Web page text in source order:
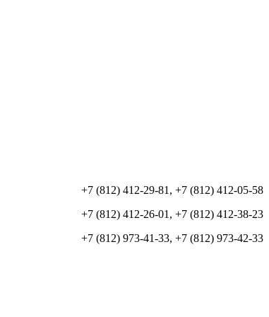
+7 (812) 412-29-81, +7 (812) 412-05-58
+7 (812) 412-26-01, +7 (812) 412-38-23
+7 (812) 973-41-33, +7 (812) 973-42-33